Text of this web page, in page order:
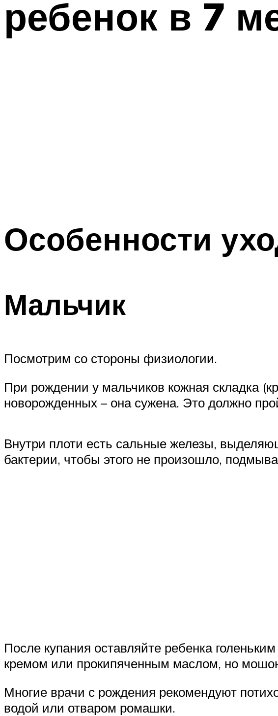
ребенок в 7
Особенности
Мальчик
Посмотрим со стороны физиологии.
При рождении у мальчиков кожная складка
новорожденных – она сужена. Это должно
Внутри плоти есть сальные железы,
бактерии, чтобы этого не произошло,
После купания оставляйте ребенка
кремом или прокипяченным маслом, но
Многие врачи с рождения рекомендуют
водой или отваром ромашки.